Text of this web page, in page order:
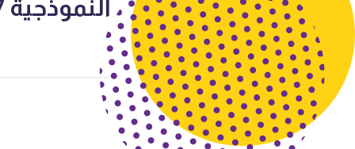
النموذجية 2017